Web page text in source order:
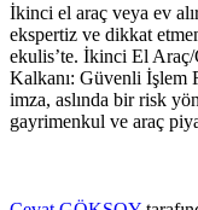
İkinci el araç veya ev
ekspertiz ve dikkat
ekulis’te. İkinci El Araç/
Kalkanı: Güvenli İşlem
imza, aslında bir risk
gayrimenkul ve araç